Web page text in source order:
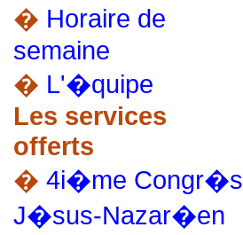
� Horaire de
semaine
� L'�quipe
Les services
offerts
� 4i�me Congr�s
J�sus-Nazar�en